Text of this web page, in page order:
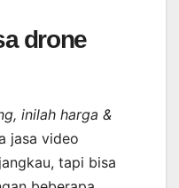
drone
inilah harga &
jasa video
tapi bisa